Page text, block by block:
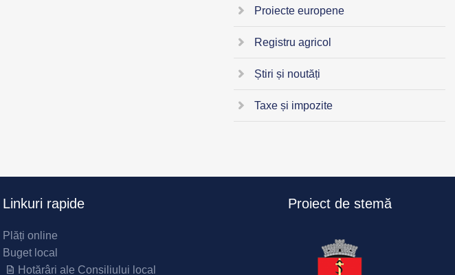
Proiecte europene
Registru agricol
Știri și noutăți
Taxe și impozite
Linkuri rapide
Plăți online
Buget local
Hotărâri ale Consiliului local
Proiect de stemă